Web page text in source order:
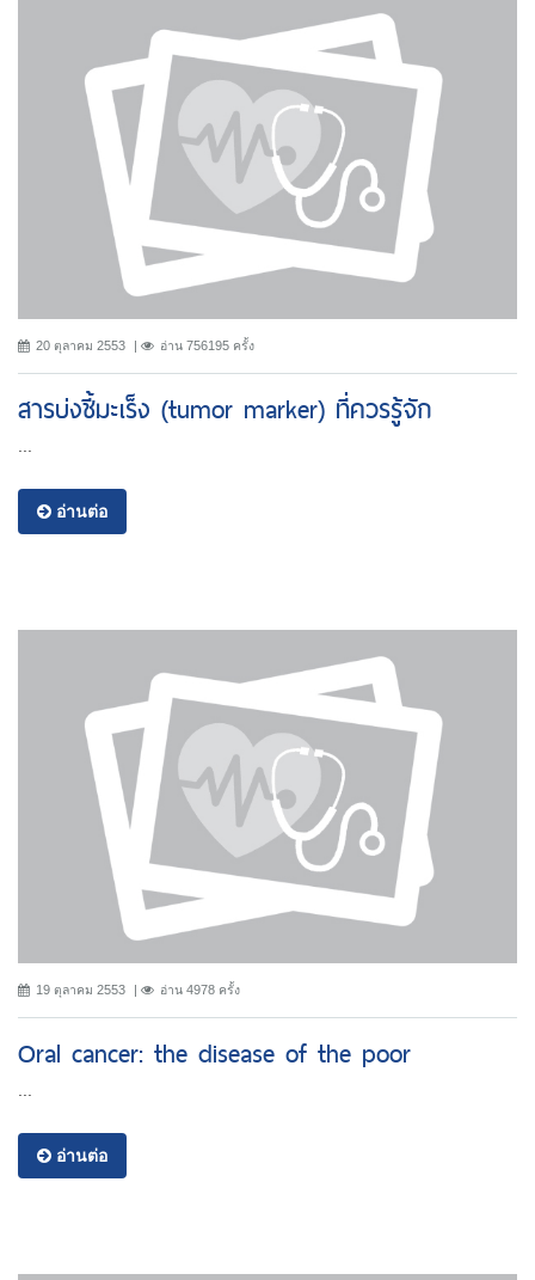
20 ตุลาคม 2553 อ่าน 756195 ครั้ง
สารบ่งชี้มะเร็ง (tumor marker) ที่ควรรู้จัก
อ่านต่อ
19 ตุลาคม 2553 อ่าน 4978 ครั้ง
Oral cancer: the disease of the poor
อ่านต่อ